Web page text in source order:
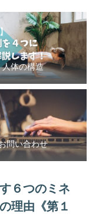
人体の構造
問い合わせ
６つのミネ
理由《第１